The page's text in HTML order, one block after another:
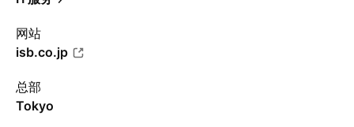
网站
isb.co.jp
总部
Tokyo